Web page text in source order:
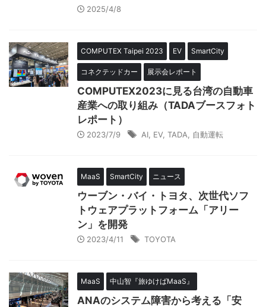
2025/4/8
COMPUTEX Taipei 2023 EV SmartCity
コネクテッドカー 展示会レポート
COMPUTEX2023に見る台湾の自動車
産業への取り組み（TADAブースフォト
レポート）
2023/7/9 AI EV, TADA 自動運転
MaaS SmartCity ニュース
ウーブン・バイ・トヨタ、次世代ソフ
トウェアプラットフォーム「アリー
ン」を開発
2023/4/11 TOYOTA
MaaS 中山智『旅ゆけばMaaS』
ANAのシステム障害から考える「安